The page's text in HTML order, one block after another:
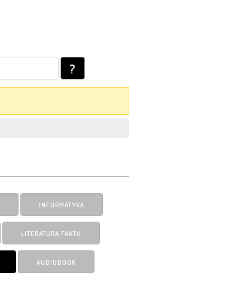
?
INFORMATYKA
LITERATURA FAKTU
AUDIOBOOK